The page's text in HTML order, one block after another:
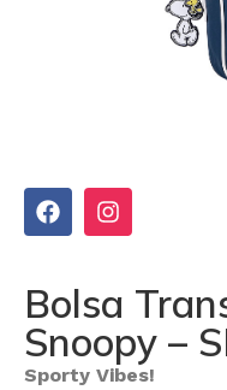
Bolsa
Snoopy –
Sporty Vibes!